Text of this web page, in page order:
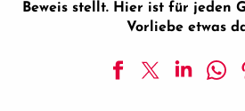
Beweis stellt. Hier ist für jeden
Vorliebe etwas